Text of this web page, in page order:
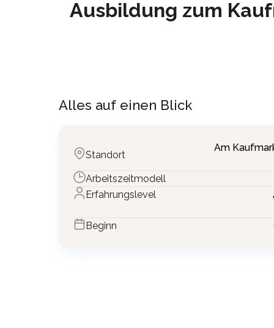
Ausbildung zum
Alles auf einen Blick
Standort
Am
Arbeitszeitmodell
Erfahrungslevel
Beginn